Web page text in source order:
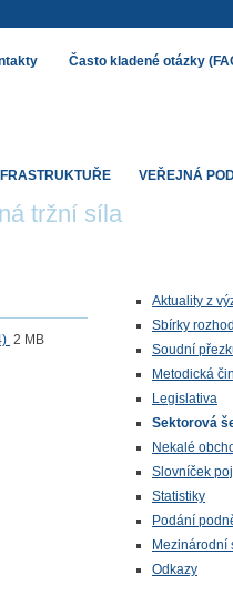
tržní síla
2 MB
Aktuality z
Sbírky
Soudní
Metodická
Legislativa
Sektorová
Nekalé
Slovníček
Statistiky
Podání
Mezinárodní
Odkazy
VEŘEJNÁ
Často kladené otázky